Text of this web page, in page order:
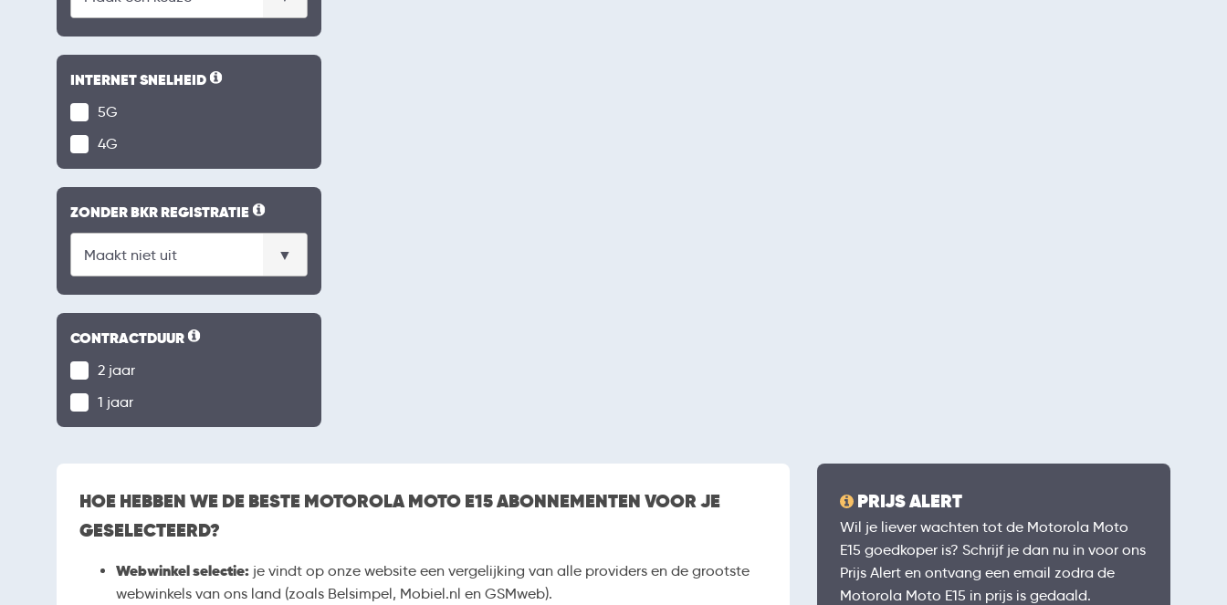
INTERNET SNELHEID
5G
4G
ZONDER BKR REGISTRATIE
CONTRACTDUUR
2 jaar
1 jaar
HOE HEBBEN WE DE BESTE MOTOROLA MOTO E15 ABONNEMENTEN VOOR JE
GESELECTEERD?
Webwinkel selectie: je vindt op onze website een vergelijking van alle providers en de grootste
webwinkels van ons land (zoals Belsimpel, Mobiel.nl en GSMweb).
PRIJS ALERT
Wil je liever wachten tot de Motorola Moto
E15 goedkoper is? Schrijf je dan nu in voor ons
Prijs Alert en ontvang een email zodra de
Motorola Moto E15 in prijs is gedaald.